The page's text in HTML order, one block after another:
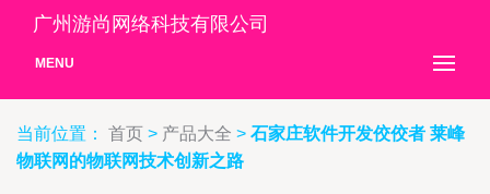
广州游尚网络科技有限公司
MENU
当前位置： 首页 > 产品大全 > 石家庄软件开发佼佼者 莱峰
物联网的物联网技术创新之路